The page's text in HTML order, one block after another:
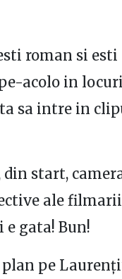
roman si esti
acolo in locuri
ta sa intre in
start,
ale
gata! Bun!
pe